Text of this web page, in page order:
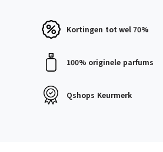
Kortingen tot wel 70%
100% originele parfums
Qshops Keurmerk